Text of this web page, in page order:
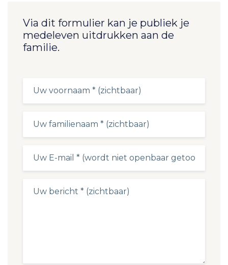
Via dit formulier kan je publiek je
medeleven uitdrukken aan de
familie.